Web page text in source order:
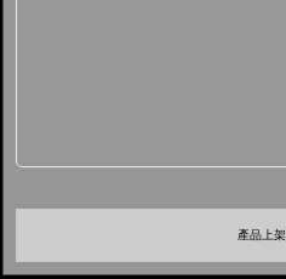
產品上